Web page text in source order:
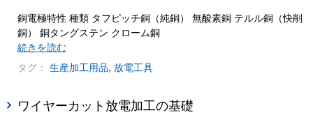
銅電極特性 種類 タフピッチ銅（純銅） 無酸素銅 テルル銅（快削
銅） 銅タングステン クローム銅
続きを読む
タグ： 生産加工用品, 放電工具
ワイヤーカット放電加工の基礎